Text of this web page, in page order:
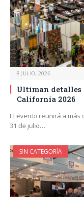
8 JULIO, 2026
Ultiman detalles
California 2026
El evento reunirá a más
31 de julio…
SIN CATEGORÍA